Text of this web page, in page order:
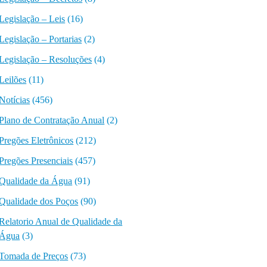
– Leis (16)
– Portarias (2)
– Resoluções (4)
(11)
(456)
de Contratação Anual (2)
Eletrônicos (212)
Presenciais (457)
da Água (91)
dos Poços (90)
Anual de Qualidade da
(3)
de Preços (73)